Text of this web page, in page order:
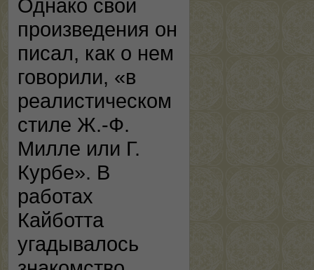
Однако свои
произведения он
писал, как о нем
говорили, «в
реалистическом
стиле Ж.-Ф.
Милле или Г.
Курбе». В
работах
Кайботта
угадывалось